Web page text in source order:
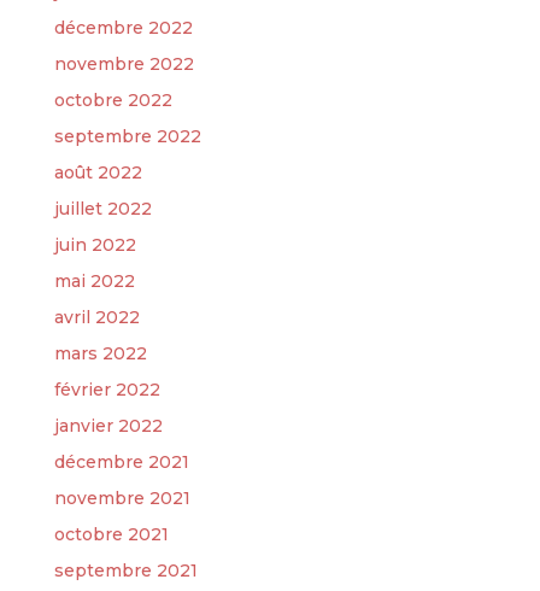
décembre 2022
novembre 2022
octobre 2022
septembre 2022
août 2022
juillet 2022
juin 2022
mai 2022
avril 2022
mars 2022
février 2022
janvier 2022
décembre 2021
novembre 2021
octobre 2021
septembre 2021